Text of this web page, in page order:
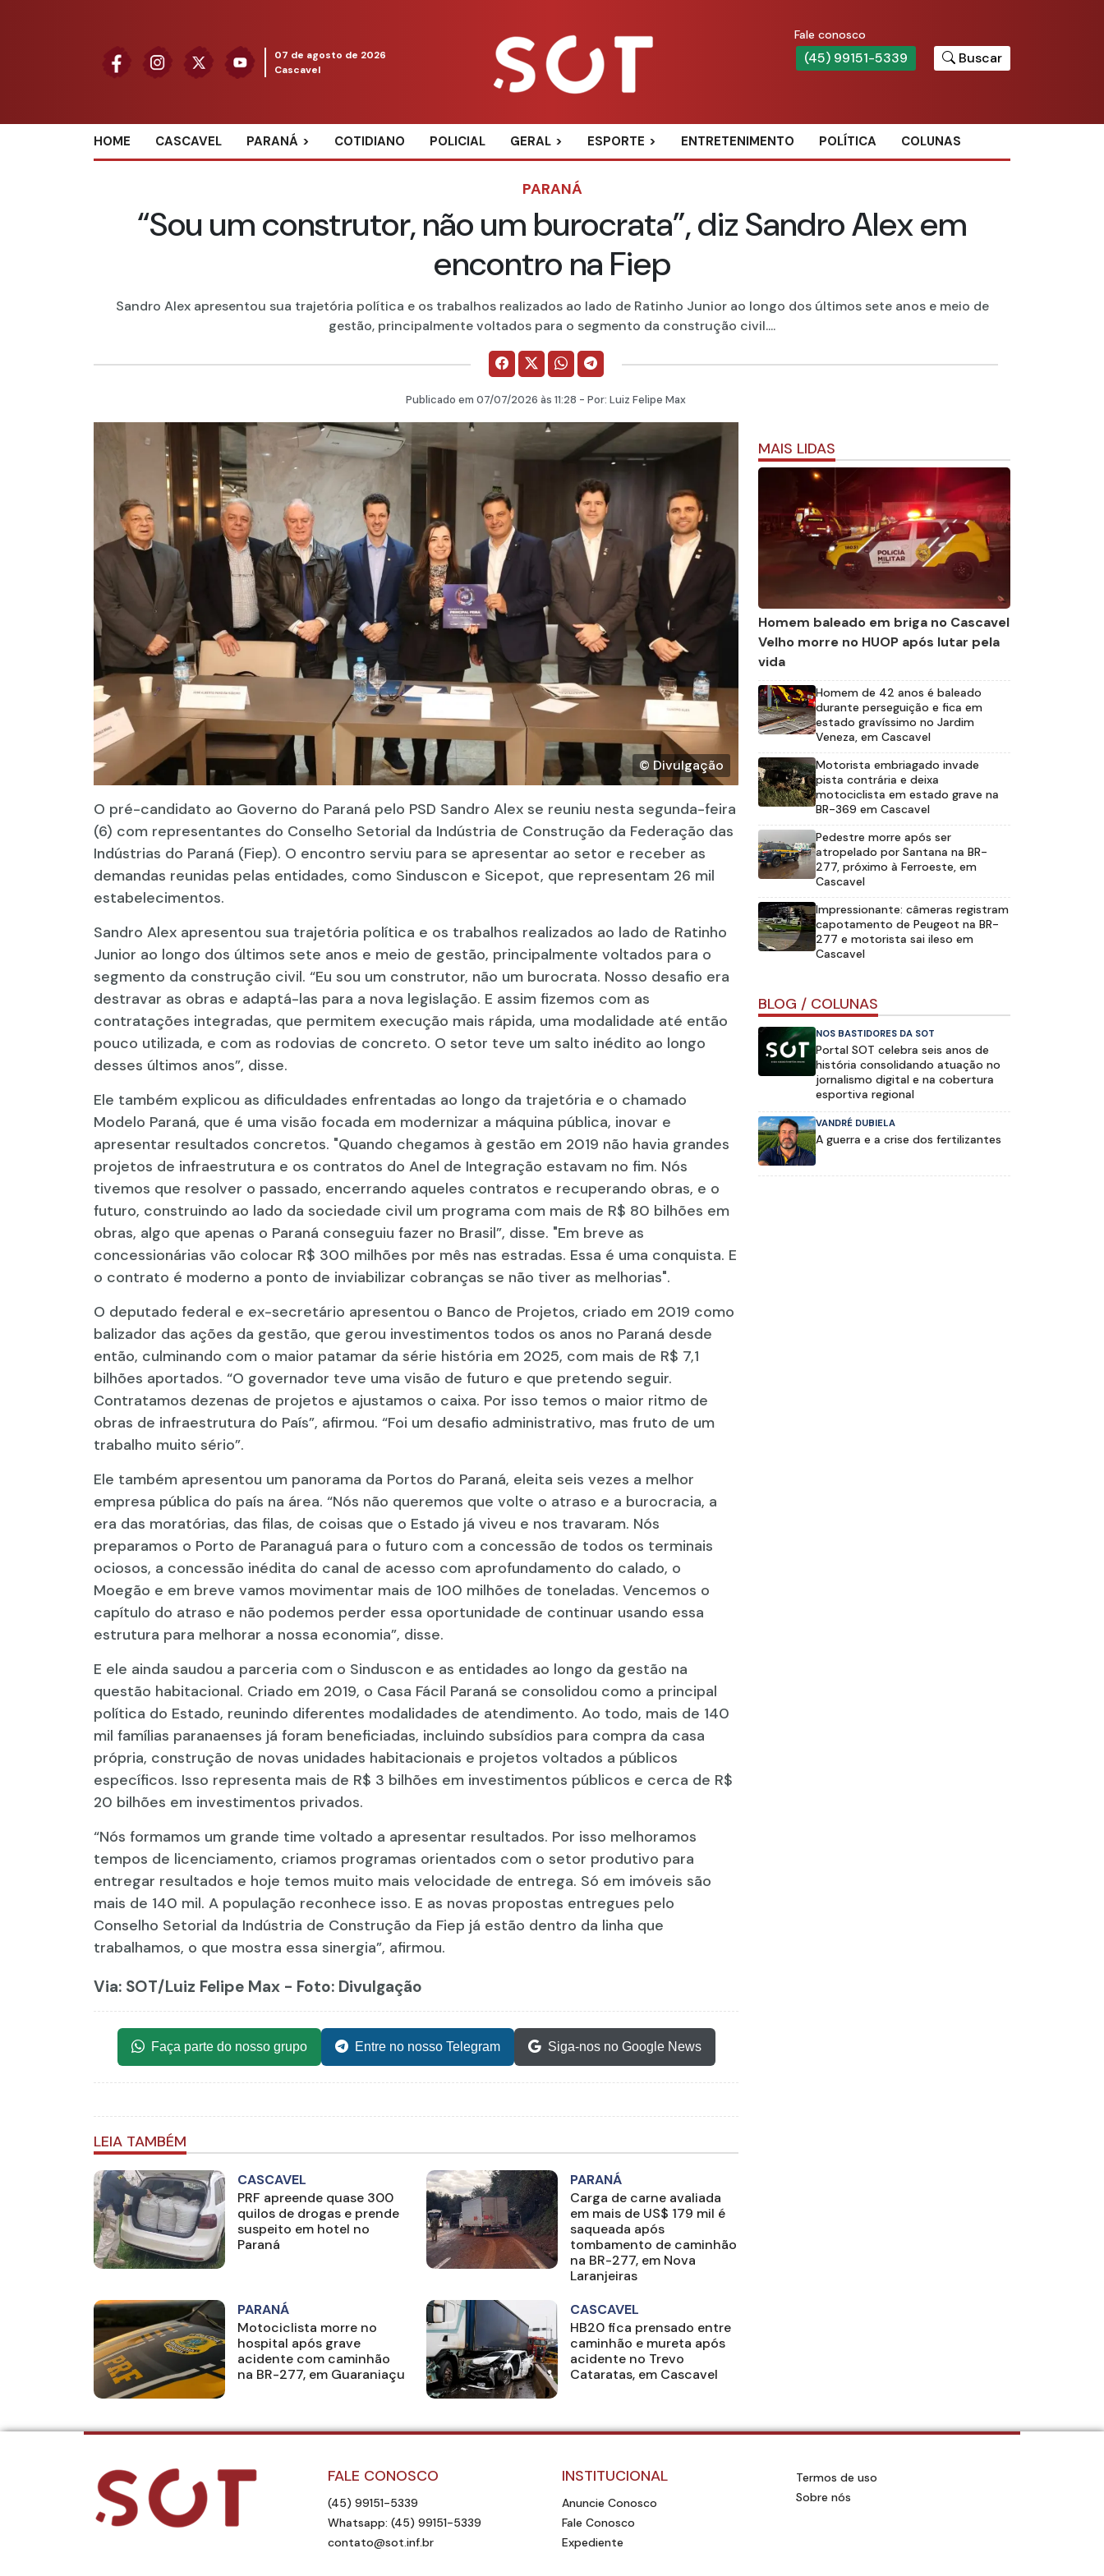
07 de agosto de 2026
Cascavel
Fale conosco
(45) 99151-5339 Buscar
HOME CASCAVEL PARANÁ COTIDIANO POLICIAL GERAL ESPORTE ENTRETENIMENTO POLÍTICA COLUNAS
PARANÁ
“Sou um construtor, não um burocrata”, diz Sandro Alex em
encontro na Fiep
Sandro Alex apresentou sua trajetória política e os trabalhos realizados ao lado de Ratinho Junior ao longo dos últimos sete anos e meio de
gestão, principalmente voltados para o segmento da construção civil....
Publicado em 07/07/2026 às 11:28 - Por: Luiz Felipe Max
© Divulgação
O pré-candidato ao Governo do Paraná pelo PSD Sandro Alex se reuniu nesta segunda-feira
(6) com representantes do Conselho Setorial da Indústria de Construção da Federação das
Indústrias do Paraná (Fiep). O encontro serviu para se apresentar ao setor e receber as
demandas reunidas pelas entidades, como Sinduscon e Sicepot, que representam 26 mil
estabelecimentos.
Sandro Alex apresentou sua trajetória política e os trabalhos realizados ao lado de Ratinho
Junior ao longo dos últimos sete anos e meio de gestão, principalmente voltados para o
segmento da construção civil. “Eu sou um construtor, não um burocrata. Nosso desafio era
destravar as obras e adaptá-las para a nova legislação. E assim fizemos com as
contratações integradas, que permitem execução mais rápida, uma modalidade até então
pouco utilizada, e com as rodovias de concreto. O setor teve um salto inédito ao longo
desses últimos anos”, disse.
Ele também explicou as dificuldades enfrentadas ao longo da trajetória e o chamado
Modelo Paraná, que é uma visão focada em modernizar a máquina pública, inovar e
apresentar resultados concretos. "Quando chegamos à gestão em 2019 não havia grandes
projetos de infraestrutura e os contratos do Anel de Integração estavam no fim. Nós
tivemos que resolver o passado, encerrando aqueles contratos e recuperando obras, e o
futuro, construindo ao lado da sociedade civil um programa com mais de R$ 80 bilhões em
obras, algo que apenas o Paraná conseguiu fazer no Brasil”, disse. "Em breve as
concessionárias vão colocar R$ 300 milhões por mês nas estradas. Essa é uma conquista. E
o contrato é moderno a ponto de inviabilizar cobranças se não tiver as melhorias".
O deputado federal e ex-secretário apresentou o Banco de Projetos, criado em 2019 como
balizador das ações da gestão, que gerou investimentos todos os anos no Paraná desde
então, culminando com o maior patamar da série história em 2025, com mais de R$ 7,1
bilhões aportados. “O governador teve uma visão de futuro e que pretendo seguir.
Contratamos dezenas de projetos e ajustamos o caixa. Por isso temos o maior ritmo de
obras de infraestrutura do País”, afirmou. “Foi um desafio administrativo, mas fruto de um
trabalho muito sério”.
Ele também apresentou um panorama da Portos do Paraná, eleita seis vezes a melhor
empresa pública do país na área. “Nós não queremos que volte o atraso e a burocracia, a
era das moratórias, das filas, de coisas que o Estado já viveu e nos travaram. Nós
preparamos o Porto de Paranaguá para o futuro com a concessão de todos os terminais
ociosos, a concessão inédita do canal de acesso com aprofundamento do calado, o
Moegão e em breve vamos movimentar mais de 100 milhões de toneladas. Vencemos o
capítulo do atraso e não podemos perder essa oportunidade de continuar usando essa
estrutura para melhorar a nossa economia”, disse.
E ele ainda saudou a parceria com o Sinduscon e as entidades ao longo da gestão na
questão habitacional. Criado em 2019, o Casa Fácil Paraná se consolidou como a principal
política do Estado, reunindo diferentes modalidades de atendimento. Ao todo, mais de 140
mil famílias paranaenses já foram beneficiadas, incluindo subsídios para compra da casa
própria, construção de novas unidades habitacionais e projetos voltados a públicos
específicos. Isso representa mais de R$ 3 bilhões em investimentos públicos e cerca de R$
20 bilhões em investimentos privados.
“Nós formamos um grande time voltado a apresentar resultados. Por isso melhoramos
tempos de licenciamento, criamos programas orientados com o setor produtivo para
entregar resultados e hoje temos muito mais velocidade de entrega. Só em imóveis são
mais de 140 mil. A população reconhece isso. E as novas propostas entregues pelo
Conselho Setorial da Indústria de Construção da Fiep já estão dentro da linha que
trabalhamos, o que mostra essa sinergia”, afirmou.
Via: SOT/Luiz Felipe Max - Foto: Divulgação
Faça parte do nosso grupo Entre no nosso Telegram Siga-nos no Google News
LEIA TAMBÉM
CASCAVEL
PRF apreende quase 300
quilos de drogas e prende
suspeito em hotel no
Paraná
PARANÁ
Carga de carne avaliada
em mais de US$ 179 mil é
saqueada após
tombamento de caminhão
na BR-277, em Nova
Laranjeiras
PARANÁ
Motociclista morre no
hospital após grave
acidente com caminhão
na BR-277, em Guaraniaçu
CASCAVEL
HB20 fica prensado entre
caminhão e mureta após
acidente no Trevo
Cataratas, em Cascavel
MAIS LIDAS
Homem baleado em briga no Cascavel
Velho morre no HUOP após lutar pela
vida
Homem de 42 anos é baleado
durante perseguição e fica em
estado gravíssimo no Jardim
Veneza, em Cascavel
Motorista embriagado invade
pista contrária e deixa
motociclista em estado grave na
BR-369 em Cascavel
Pedestre morre após ser
atropelado por Santana na BR-
277, próximo à Ferroeste, em
Cascavel
Impressionante: câmeras registram
capotamento de Peugeot na BR-
277 e motorista sai ileso em
Cascavel
BLOG / COLUNAS
NOS BASTIDORES DA SOT
Portal SOT celebra seis anos de
história consolidando atuação no
jornalismo digital e na cobertura
esportiva regional
VANDRÉ DUBIELA
A guerra e a crise dos fertilizantes
FALE CONOSCO
(45) 99151-5339
Whatsapp: (45) 99151-5339
contato@sot.inf.br
INSTITUCIONAL
Anuncie Conosco
Fale Conosco
Expediente
Termos de uso
Sobre nós